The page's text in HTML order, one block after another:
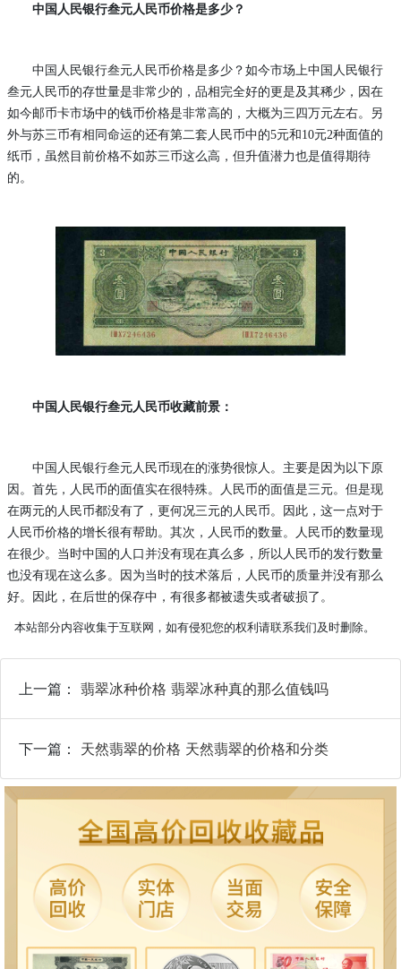
中国人民银行叁元人民币价格是多少？
中国人民银行叁元人民币价格是多少？ 如今市场上中国人民银行
叁元人民币的存世量是非常少的，品相完全好的更是及其稀少，因在
如今邮币卡市场中的钱币价格是非常高的，大概为三四万元左右。另
外与苏三币有相同命运的还有第二套人民币中的5元和10元2种面值的
纸币，虽然目前价格不如苏三币这么高，但升值潜力也是值得期待
的。
中国人民银行叁元人民币收藏前景：
中国人民银行叁元人民币现在的涨势很惊人。主要是因为以下原
因。首先，人民币的面值实在很特殊。人民币的面值是三元。但是现
在两元的人民币都没有了，更何况三元的人民币。因此，这一点对于
人民币价格的增长很有帮助。其次，人民币的数量。人民币的数量现
在很少。当时中国的人口并没有现在真么多，所以人民币的发行数量
也没有现在这么多。因为当时的技术落后，人民币的质量并没有那么
好。因此，在后世的保存中，有很多都被遗失或者破损了。
本站部分内容收集于互联网，如有侵犯您的权利请联系我们及时删除。
上一篇： 翡翠冰种价格 翡翠冰种真的那么值钱吗
下一篇： 天然翡翠的价格 天然翡翠的价格和分类